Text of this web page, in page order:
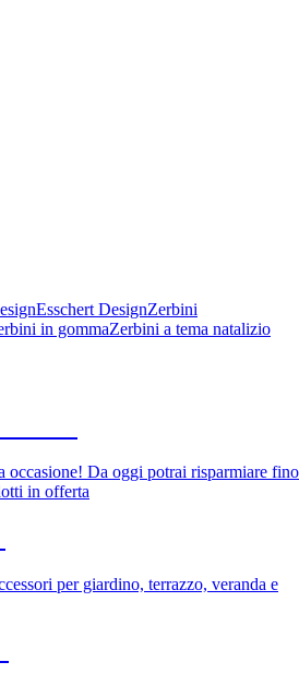
Esschert DesignZerbini
in gommaZerbini a tema natalizio
occasione! Da oggi potrai risparmiare fino
in offerta
per giardino, terrazzo, veranda e